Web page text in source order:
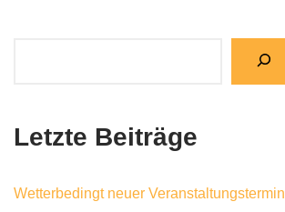
Letzte Beiträge
Wetterbedingt neuer Veranstaltungstermin